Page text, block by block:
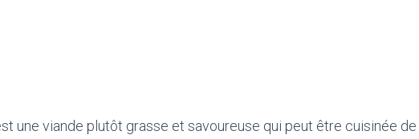
une viande plutôt grasse et savoureuse qui peut être cuisinée de